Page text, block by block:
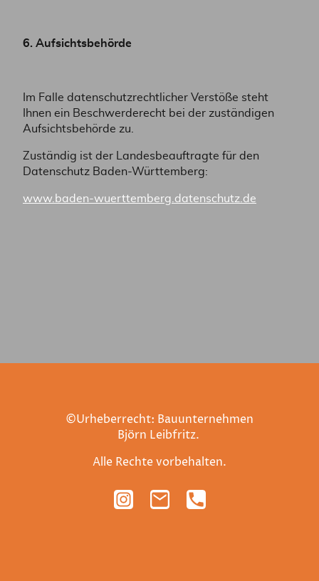
6. Aufsichtsbehörde
Im Falle datenschutzrechtlicher Verstöße steht
Ihnen ein Beschwerderecht bei der zuständigen
Aufsichtsbehörde zu.
Zuständig ist der Landesbeauftragte für den
Datenschutz Baden-Württemberg:
www.baden-wuerttemberg.datenschutz.de
©Urheberrecht: Bauunternehmen
Björn Leibfritz.
Alle Rechte vorbehalten.